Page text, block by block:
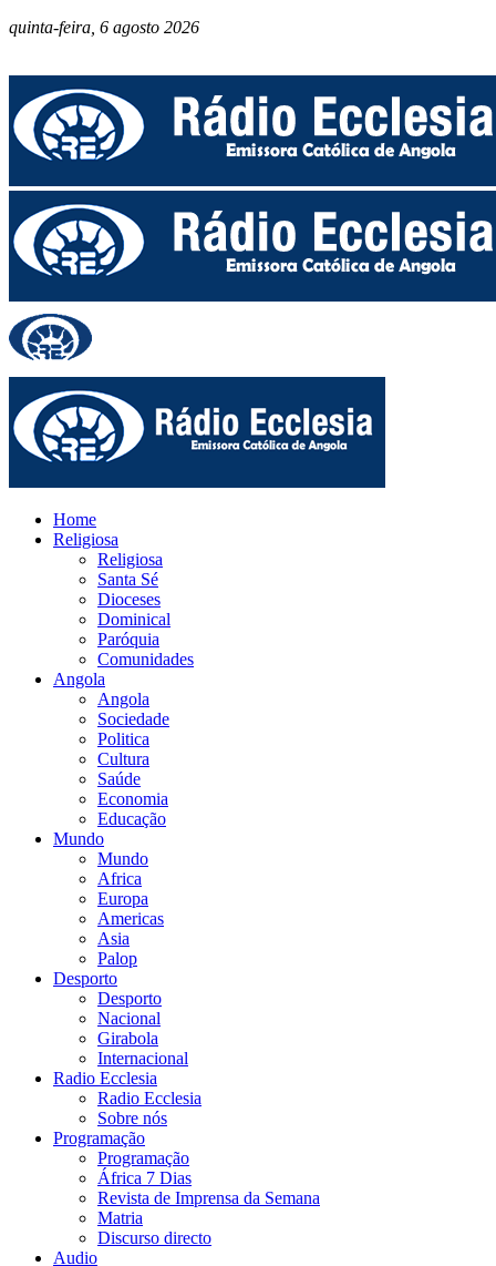
quinta-feira, 6 agosto 2026
Home
Religiosa
Religiosa
Santa Sé
Dioceses
Dominical
Paróquia
Comunidades
Angola
Angola
Sociedade
Politica
Cultura
Saúde
Economia
Educação
Mundo
Mundo
Africa
Europa
Americas
Asia
Palop
Desporto
Desporto
Nacional
Girabola
Internacional
Radio Ecclesia
Radio Ecclesia
Sobre nós
Programação
Programação
África 7 Dias
Revista de Imprensa da Semana
Matria
Discurso directo
Audio